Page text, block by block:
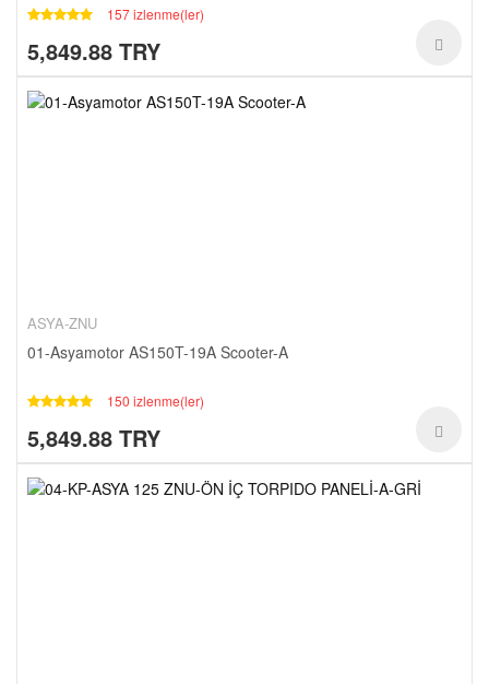
157 izlenme(ler)
5,849.88 TRY
ASYA-ZNU
01-Asyamotor AS150T-19A Scooter-A
150 izlenme(ler)
5,849.88 TRY